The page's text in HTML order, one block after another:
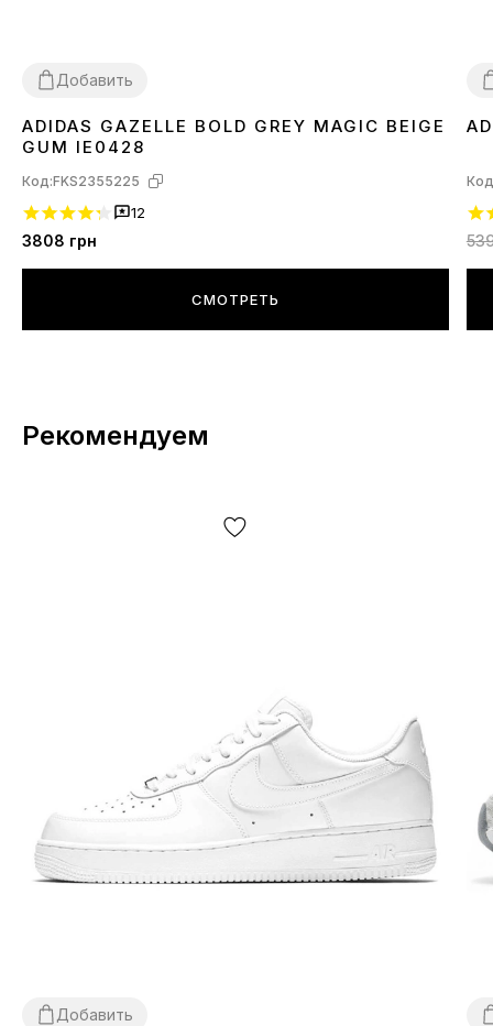
Добавить
41
ADIDAS GAZELLE BOLD GREY MAGIC BEIGE
GUM IE0428
Код:FKS2355225
12
3808 грн
СМОТРЕТЬ
Рекомендуем
Добавить